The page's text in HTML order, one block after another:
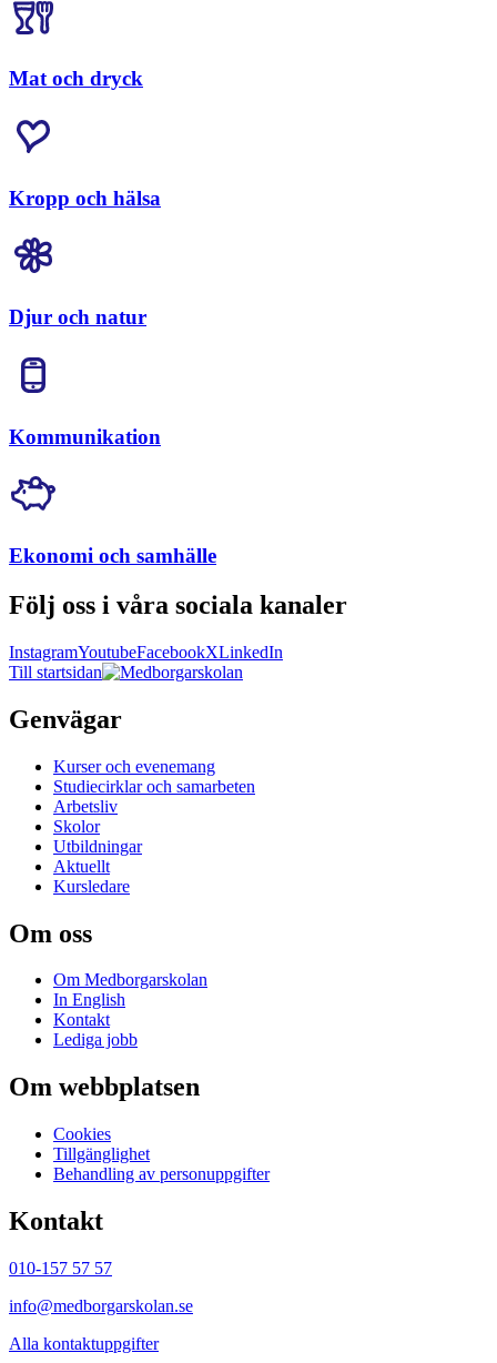
Mat och dryck
Kropp och hälsa
Djur och natur
Kommunikation
Ekonomi och samhälle
Följ oss i våra sociala kanaler
InstagramYoutubeFacebookXLinkedIn
Till startsidan
Genvägar
Kurser och evenemang
Studiecirklar och samarbeten
Arbetsliv
Skolor
Utbildningar
Aktuellt
Kursledare
Om oss
Om Medborgarskolan
In English
Kontakt
Lediga jobb
Om webbplatsen
Cookies
Tillgänglighet
Behandling av personuppgifter
Kontakt
010-157 57 57
info@medborgarskolan.se
Alla kontaktuppgifter